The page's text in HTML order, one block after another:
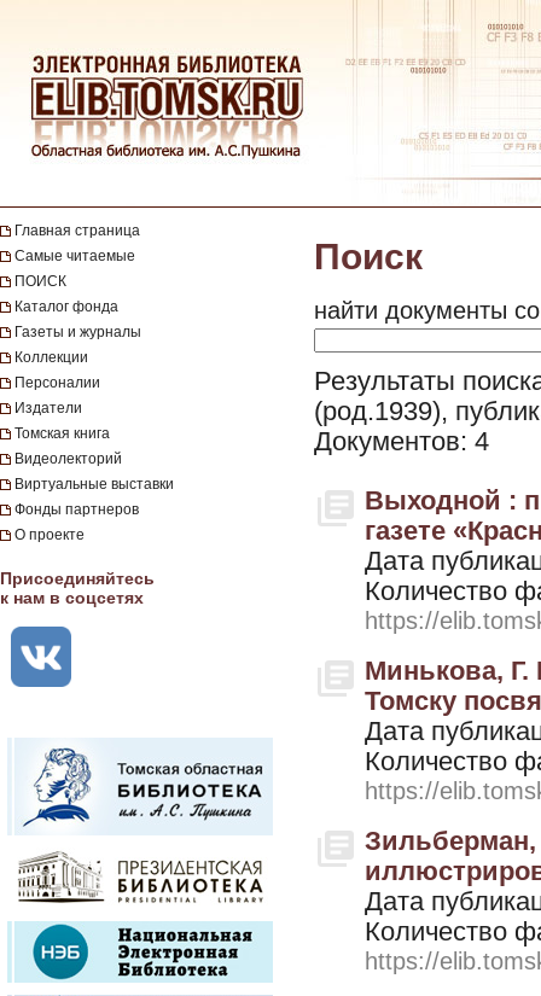
Главная страница
Самые читаемые
ПОИСК
Каталог фонда
Газеты и журналы
Коллекции
Персоналии
Издатели
Томская книга
Видеолекторий
Виртуальные выставки
Фонды партнеров
О проекте
Присоединяйтесь
к нам в соцсетях
Поиск
найти документы
Результаты
(род.1939),
Документов: 4
Выходной :
газете
Дата
Количество
https://
Минькова, Г.
Томску
Дата
Количество
https://
Зильберман,
Дата
Количество
https://